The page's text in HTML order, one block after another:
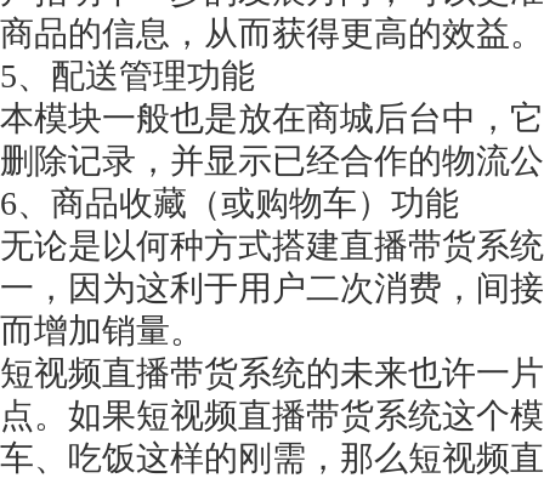
商品的信息，从而获得更高的效益。
5、配送管理功能
本模块一般也是放在商城后台中，
删除记录，并显示已经合作的物流
6、商品收藏（或购物车）功能
无论是以何种方式搭建直播带货系
一，因为这利于用户二次消费，间
而增加销量。
短视频直播带货系统的未来也许一
点。如果短视频直播带货系统这个
车、吃饭这样的刚需，那么短视频